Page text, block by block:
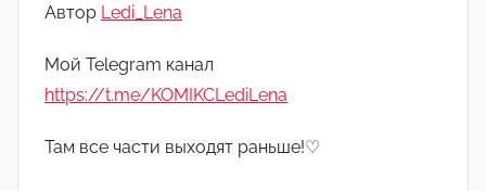
L
d
Автор Ledi_Lena
Мой Telegram канал
https://t.me/KOMIKCLediLena
Там все части выходят раньше!♡